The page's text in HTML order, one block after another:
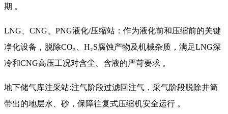
期 。
LNG、CNG、PNG液化/压缩站：作为液化前和压缩前的关键
净化设备，脱除CO₂、H₂S腐蚀产物及机械杂质，满足LNG深
冷和CNG高压工况对含尘、含液的严苛要求 。
地下储气库注采站:注气阶段过滤回注气，采气阶段脱除井筒
带出的地层水、砂，保障往复式压缩机安全运行 。